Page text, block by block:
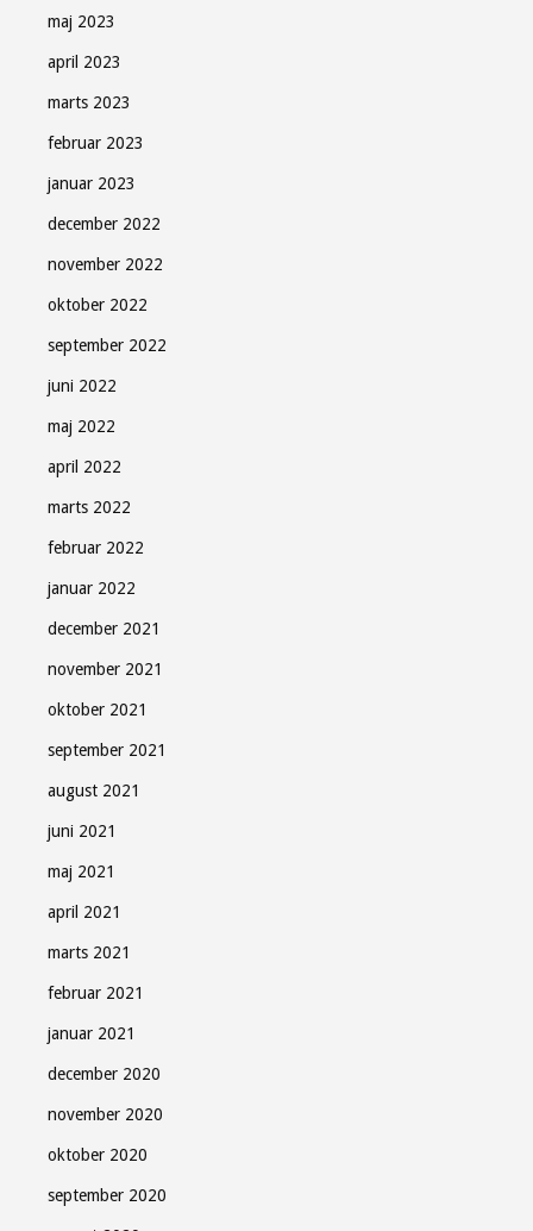
maj 2023
april 2023
marts 2023
februar 2023
januar 2023
december 2022
november 2022
oktober 2022
september 2022
juni 2022
maj 2022
april 2022
marts 2022
februar 2022
januar 2022
december 2021
november 2021
oktober 2021
september 2021
august 2021
juni 2021
maj 2021
april 2021
marts 2021
februar 2021
januar 2021
december 2020
november 2020
oktober 2020
september 2020